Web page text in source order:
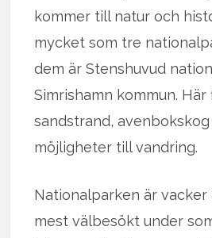
kommer till natur och
mycket som tre
dem är Stenshuvud
Simrishamn kommun.
sandstrand,
möjligheter till vandring.
Nationalparken är vacker
mest välbesökt under